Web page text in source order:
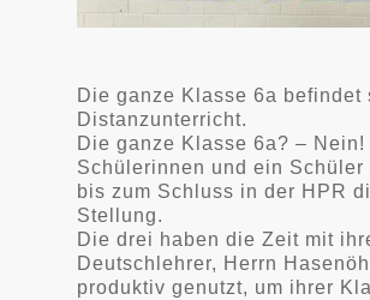
Die ganze Klasse 6a befindet
Distanzunterricht.
Die ganze Klasse 6a? – Nein!
Schülerinnen und ein Schüler
bis zum Schluss in der HPR
Stellung.
Die drei haben die Zeit mit
Deutschlehrer, Herrn
produktiv genutzt, um ihrer